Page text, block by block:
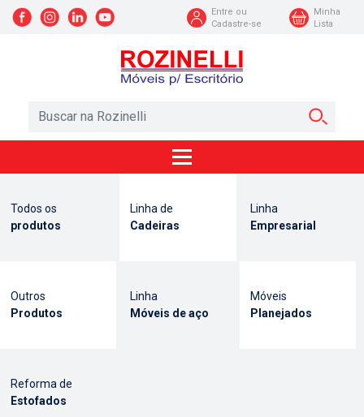
Entre ou
Cadastre-se
Minha
Lista
Todos os
produtos
Linha de
Cadeiras
Linha
Empresarial
Outros
Produtos
Linha
Móveis de aço
Móveis
Planejados
Reforma de
Estofados